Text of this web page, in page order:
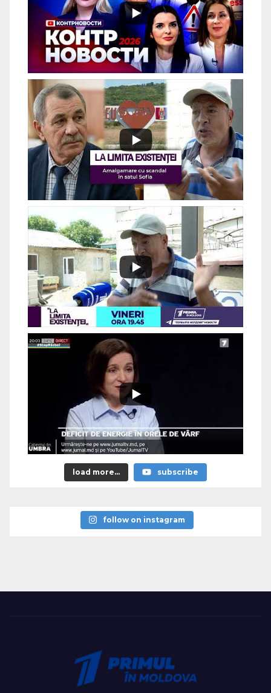
load more... subscribe
follow on instagram